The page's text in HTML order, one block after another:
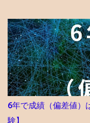
た写真に何か埋め込ま
で何か入っていたのか
一切アクセスできないの
全部とんだと思いブルー
ていたが、備忘録がなく
しておくべきだったかと
どうやら、Googleのボ
の誤判定ロック（削除）
6年で成績（偏差値）
験】